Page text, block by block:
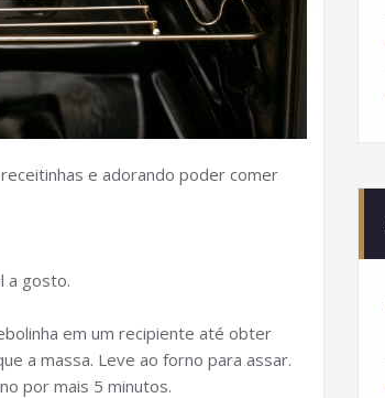
e adorando poder comer
a gosto.
em um recipiente até obter
a massa. Leve ao forno para assar.
por mais 5 minutos.